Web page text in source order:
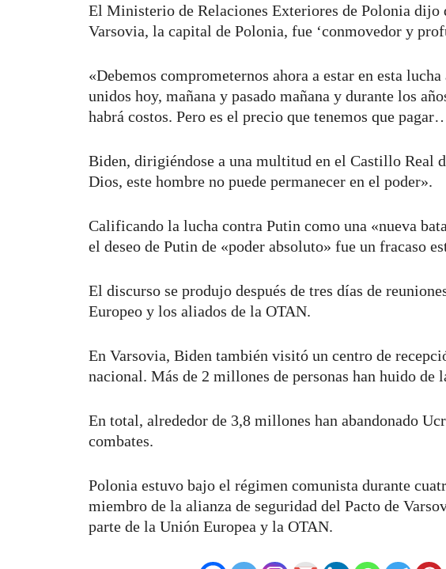
El Ministerio de Relaciones Exteriores de Polonia dijo
Varsovia, la capital de Polonia, fue ‘conmovedor y
«Debemos comprometernos ahora a estar en esta
unidos hoy, mañana y pasado mañana y durante los
habrá costos. Pero es el precio que tenemos que
Biden, dirigiéndose a una multitud en el Castillo Real
Dios, este hombre no puede permanecer en el poder».
Calificando la lucha contra Putin como una «nueva
el deseo de Putin de «poder absoluto» fue un fracaso
El discurso se produjo después de tres días de
Europeo y los aliados de la OTAN.
En Varsovia, Biden también visitó un centro de
nacional. Más de 2 millones de personas han huido de
En total, alrededor de 3,8 millones han abandonado
combates.
Polonia estuvo bajo el régimen comunista durante
miembro de la alianza de seguridad del Pacto de
parte de la Unión Europea y la OTAN.